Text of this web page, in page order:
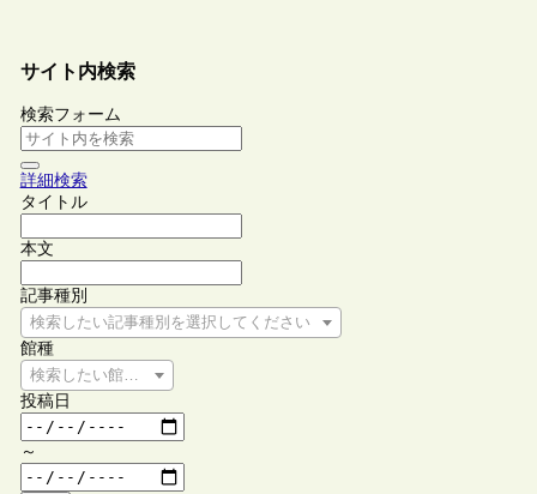
サイト内検索
検索フォーム
詳細検索
タイトル
本文
記事種別
検索したい記事種別を選択してください
館種
検索したい館種を選択してください
投稿日
～